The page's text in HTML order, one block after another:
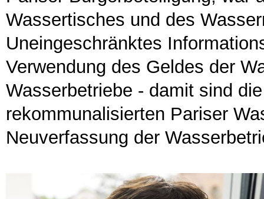
Wassertisches und des
Uneingeschränktes
Verwendung des Geldes der
Wasserbetriebe - damit sind
rekommunalisierten Pariser
Neuverfassung der